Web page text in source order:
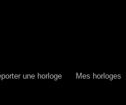
une horloge Mes horloges